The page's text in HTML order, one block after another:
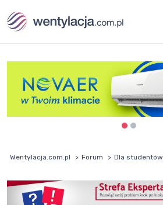
Wentylacja.com.pl Forum Dla studentów